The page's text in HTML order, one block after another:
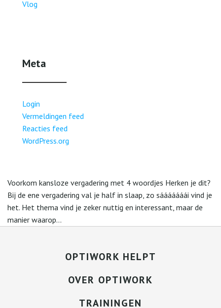
Vlog
Meta
Login
Vermeldingen feed
Reacties feed
WordPress.org
Voorkom kansloze vergadering met 4 woordjes Herken je dit?
Bij de ene vergadering val je half in slaap, zo sááááááái vind je
het. Het thema vind je zeker nuttig en interessant, maar de
manier waarop...
OPTIWORK HELPT
OVER OPTIWORK
TRAININGEN